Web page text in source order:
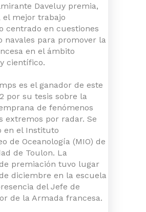
Daveluy premia,
el mejor trabajo
centrado en cuestiones
navales para promover la
en el ámbito
científico.
es el ganador de este
por su tesis sobre la
de fenómenos
extremos por radar. Se
en el Instituto
de Oceanología (MIO) de
de Toulon. La
premiación tuvo lugar
diciembre en la escuela
del Jefe de
de la Armada francesa.